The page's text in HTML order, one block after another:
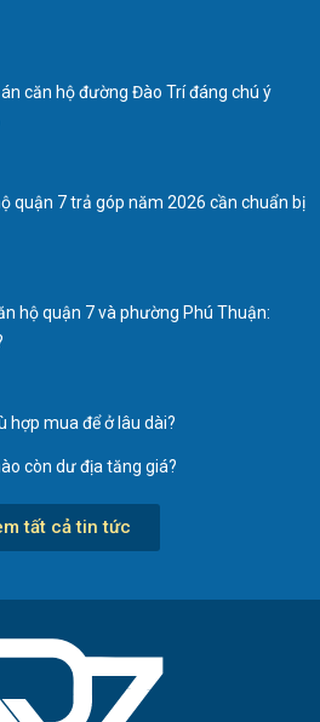
căn hộ đường Đào Trí đáng chú ý
quận 7 trả góp năm 2026 cần chuẩn bị
hộ quận 7 và phường Phú Thuận:
hợp mua để ở lâu dài?
còn dư địa tăng giá?
tất cả tin tức